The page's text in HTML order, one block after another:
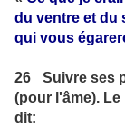
du ventre et du
qui vous
26_ Suivre ses
(pour l'âme).
dit: